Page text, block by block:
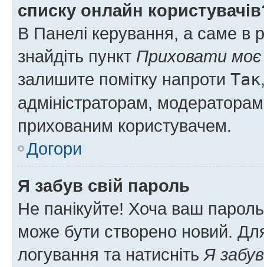
списку онлайн
В Панелі керування, а саме в
знайдіть пункт Приховати моє
залишите помітку напроти Так
адміністраторам,
прихованим користувачем.
Догори
Я забув свій пароль
Не панікуйте! Хоча ваш
може бути створено новий.
логування та натисніть Я